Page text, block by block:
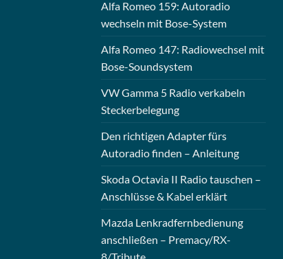
Alfa Romeo 159: Autoradio
wechseln mit Bose-System
Alfa Romeo 147: Radiowechsel mit
Bose-Soundsystem
VW Gamma 5 Radio verkabeln
Steckerbelegung
Den richtigen Adapter fürs
Autoradio finden – Anleitung
Skoda Octavia II Radio tauschen –
Anschlüsse & Kabel erklärt
Mazda Lenkradfernbedienung
anschließen – Premacy/RX-